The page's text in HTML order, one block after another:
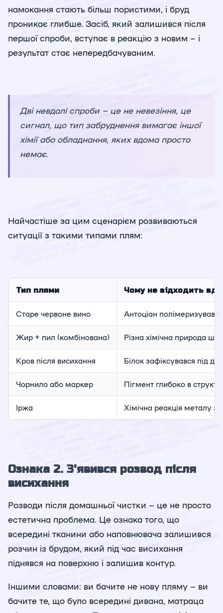
намокання стають більш пористими, і бруд
проникає глибше. Засіб, який залишився після
першої спроби, вступає в реакцію з новим – і
результат стає непередбачуваним.
Дві невдалі спроби – це не невезіння, це
сигнал, що тип забруднення вимагає іншої
хімії або обладнання, яких вдома просто
немає.
Найчастіше за цим сценарієм розвиваються
ситуації з такими типами плям:
Тип плями Чому не відходить
Старе червоне вино Антоціан
Жир + пил (комбінована) Різна хімічна природа
Кров після висихання Білок зафіксувався під
Чорнило або маркер Пігмент глибоко в
Іржа Хімічна реакція металу з
Ознака 2. З'явився розвод після
висихання
Розводи після домашньої чистки – це не просто
естетична проблема. Це ознака того, що
всередині тканини або наповнювача залишився
розчин із брудом, який під час висихання
піднявся на поверхню і залишив контур.
Іншими словами: ви бачите не нову пляму – ви
бачите те, що було всередині дивана, матраца